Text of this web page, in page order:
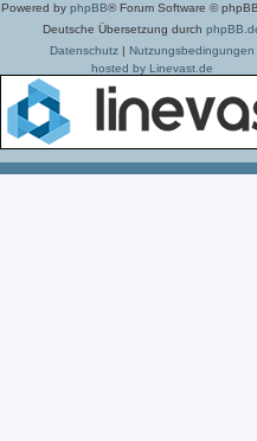
Powered by phpBB® Forum Software ©
Deutsche Übersetzung durch
Datenschutz| Nutzungsbedingungen
hosted by Linevast.de